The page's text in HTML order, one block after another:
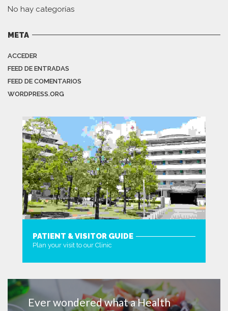
No hay categorías
META
ACCEDER
FEED DE ENTRADAS
FEED DE COMENTARIOS
WORDPRESS.ORG
PATIENT & VISITOR GUIDE
Plan your visit to our Clinic
Ever wondered what a Health